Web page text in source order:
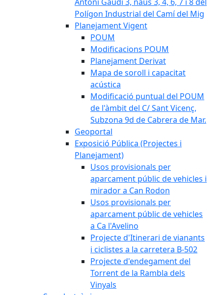
Polígon Industrial del Camí del Mig
Planejament Vigent
POUM
Modificacions POUM
Planejament Derivat
Mapa de soroll i capacitat
acústica
Modificació puntual del POUM
de l'àmbit del C/ Sant Vicenç,
Subzona 9d de Cabrera de Mar.
Geoportal
Exposició Pública (Projectes i
Planejament)
Usos provisionals per
aparcament públic de vehicles i
mirador a Can Rodon
Usos provisionals per
aparcament públic de vehicles
a Ca l'Avelino
Projecte d'Itinerari de vianants
i ciclistes a la carretera B-502
Projecte d'endegament del
Torrent de la Rambla dels
Vinyals